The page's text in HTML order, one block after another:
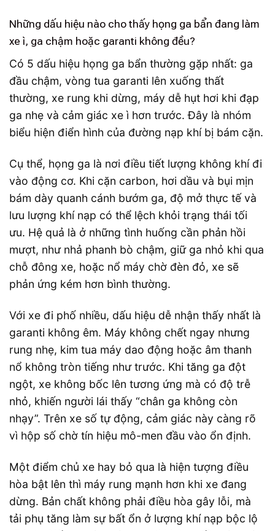
Những dấu hiệu nào cho thấy họng ga bẩn đang làm
xe ì, ga chậm hoặc garanti không đều?
Có 5 dấu hiệu họng ga bẩn thường gặp nhất: ga
đầu chậm, vòng tua garanti lên xuống thất
thường, xe rung khi dừng, máy dễ hụt hơi khi đạp
ga nhẹ và cảm giác xe ì hơn trước. Đây là nhóm
biểu hiện điển hình của đường nạp khí bị bám cặn.
Cụ thể, họng ga là nơi điều tiết lượng không khí đi
vào động cơ. Khi cặn carbon, hơi dầu và bụi mịn
bám dày quanh cánh bướm ga, độ mở thực tế và
lưu lượng khí nạp có thể lệch khỏi trạng thái tối
ưu. Hệ quả là ở những tình huống cần phản hồi
mượt, như nhả phanh bò chậm, giữ ga nhỏ khi qua
chỗ đông xe, hoặc nổ máy chờ đèn đỏ, xe sẽ
phản ứng kém hơn bình thường.
Với xe đi phố nhiều, dấu hiệu dễ nhận thấy nhất là
garanti không êm. Máy không chết ngay nhưng
rung nhẹ, kim tua máy dao động hoặc âm thanh
nổ không tròn tiếng như trước. Khi tăng ga đột
ngột, xe không bốc lên tương ứng mà có độ trễ
nhỏ, khiến người lái thấy “chân ga không còn
nhạy”. Trên xe số tự động, cảm giác này càng rõ
vì hộp số chờ tín hiệu mô-men đầu vào ổn định.
Một điểm chủ xe hay bỏ qua là hiện tượng điều
hòa bật lên thì máy rung mạnh hơn khi xe đang
dừng. Bản chất không phải điều hòa gây lỗi, mà
tải phụ tăng làm sự bất ổn ở lượng khí nạp bộc lộ